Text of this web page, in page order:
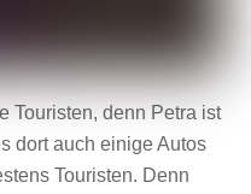
Touristen, denn Petra ist
dort auch einige Autos
Touristen. Denn